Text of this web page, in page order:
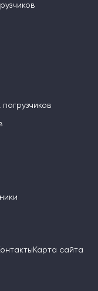
Карта сайта